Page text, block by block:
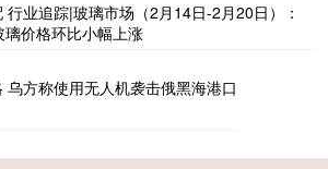
行业追踪|玻璃市场（2月14日-2月20日）：
价格环比小幅上涨
乌方称使用无人机袭击俄黑海港口